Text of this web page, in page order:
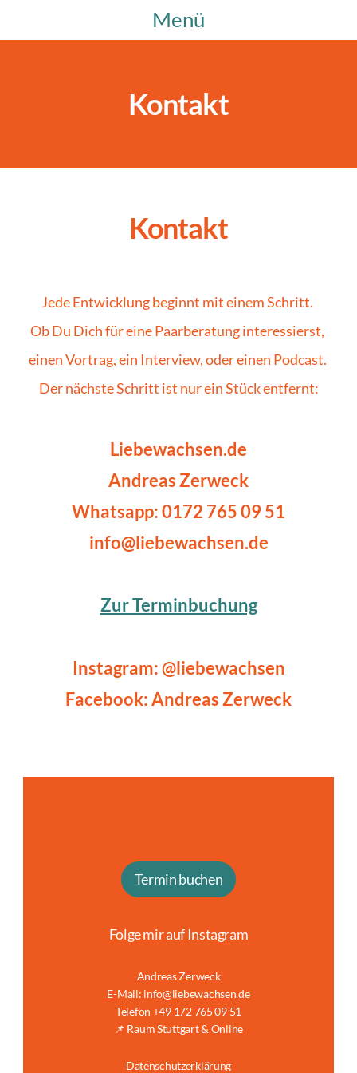
Menü
Kontakt
Jede Entwicklung beginnt mit einem Schritt.
Ob Du Dich für eine Paarberatung interessierst,
einen Vortrag, ein Interview, oder einen Podcast.
Der nächste Schritt ist nur ein Stück entfernt:
Liebewachsen.de
Andreas Zerweck
Whatsapp: 0172 765 09 51
info@liebewachsen.de
Zur Terminbuchung
Instagram: @liebewachsen
Facebook: Andreas Zerweck
Termin buchen
Folge mir auf Instagram
Andreas Zerweck
E-Mail: info@liebewachsen.de
Telefon +49 172 765 09 51
📌 Raum Stuttgart & Online
Datenschutzerklärung
Kontakt